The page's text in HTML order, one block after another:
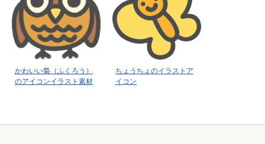
かわいい梟（ふくろう）
のアイコンイラスト素材
ちょうちょのイラストア
イコン